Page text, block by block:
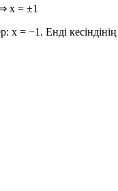
x = ±1
x = −1. Енді